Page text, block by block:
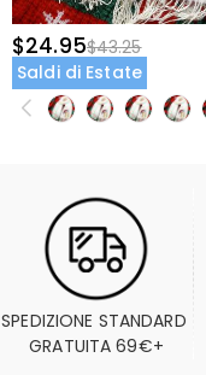
$24.95$43.25
Saldi di Estate
SPEDIZIONE STANDARD
GRATUITA 69€+